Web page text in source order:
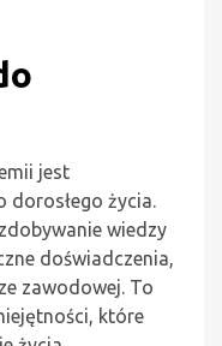
jest
dorosłego życia.
wiedzy
doświadczenia,
zawodowej. To
które